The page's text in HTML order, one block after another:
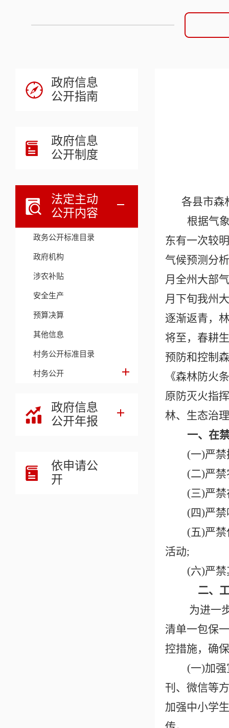
政府信息
公开指南
政府信息
公开制度
法定主动
公开内容
政务公开标准目录
政府机构
涉农补贴
安全生产
预算决算
其他信息
村务公开标准目录
村务公开
政府信息
公开年报
依申请公
开
各县市森
根据气
东有一次较
气候预测分
月全州大部
月下旬我州
逐渐返青，
将至，春耕
预防和控制
《森林防火
原防灭火指
林、生态治
一、在
(一)严
(二)严
(三)严
(四)严
(五)严
活动;
(六)严
二、
为进一
清单一包保
控措施，确
(一)加
刊、微信等
加强中小学